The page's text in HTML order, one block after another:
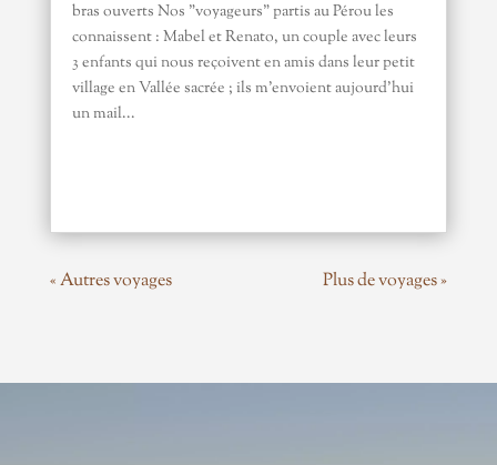
bras ouverts Nos "voyageurs" partis au Pérou les
connaissent : Mabel et Renato, un couple avec leurs
3 enfants qui nous reçoivent en amis dans leur petit
village en Vallée sacrée ; ils m'envoient aujourd'hui
un mail...
« Autres voyages Plus de voyages »